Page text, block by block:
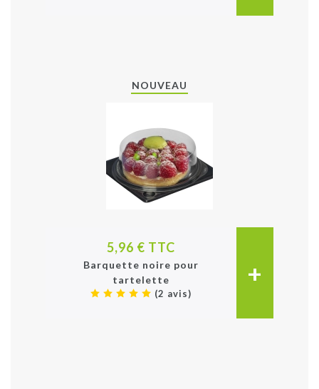
NOUVEAU
5,96 € TTC
Barquette noire pour
tartelette
(2 avis)
+